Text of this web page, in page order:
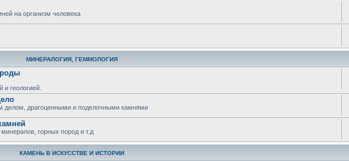
на организм человека
МИНЕРАЛОГИЯ, ГЕММОЛОГИЯ
геологией.
делом, драгоценными и поделочными камнями
горных пород и т.д
КАМЕНЬ В ИСКУССТВЕ И ИСТОРИИ